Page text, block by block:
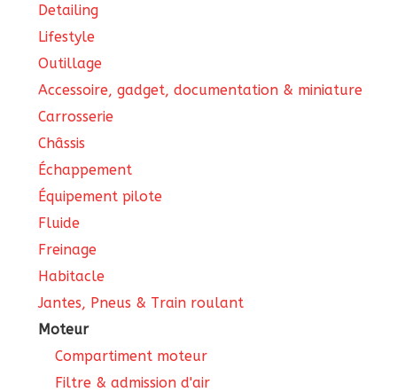
Detailing
Lifestyle
Outillage
Accessoire, gadget, documentation & miniature
Carrosserie
Châssis
Échappement
Équipement pilote
Fluide
Freinage
Habitacle
Jantes, Pneus & Train roulant
Moteur
Compartiment moteur
Filtre & admission d'air